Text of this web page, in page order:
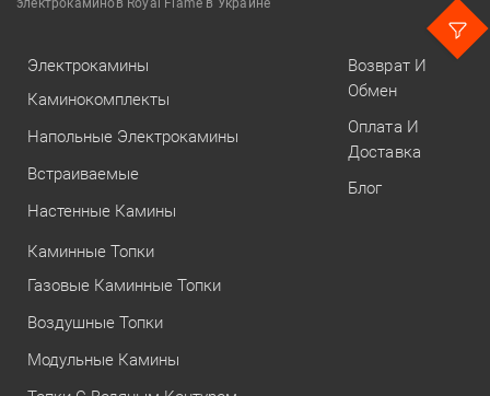
Электрокамины
Каминокомплекты
Напольные Электрокамины
Встраиваемые
Настенные Камины
Каминные Топки
Газовые Каминные Топки
Воздушные Топки
Модульные Камины
Возврат И
Обмен
Оплата И
Доставка
Блог